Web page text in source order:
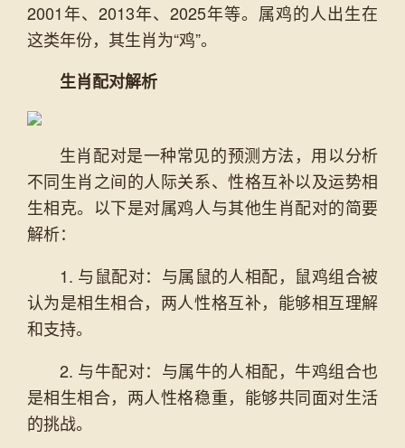
2001年、2013年、2025年等。属鸡的人出生在
这类年份，其生肖为“鸡”。
生肖配对解析
生肖配对是一种常见的预测方法，用以分析
不同生肖之间的人际关系、性格互补以及运势相
生相克。以下是对属鸡人与其他生肖配对的简要
解析：
1. 与鼠配对：与属鼠的人相配，鼠鸡组合被
认为是相生相合，两人性格互补，能够相互理解
和支持。
2. 与牛配对：与属牛的人相配，牛鸡组合也
是相生相合，两人性格稳重，能够共同面对生活
的挑战。